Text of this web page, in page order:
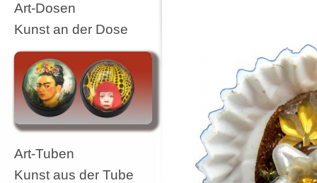
Art-Dosen
Kunst an der Dose
Art-Tuben
Kunst aus der Tube